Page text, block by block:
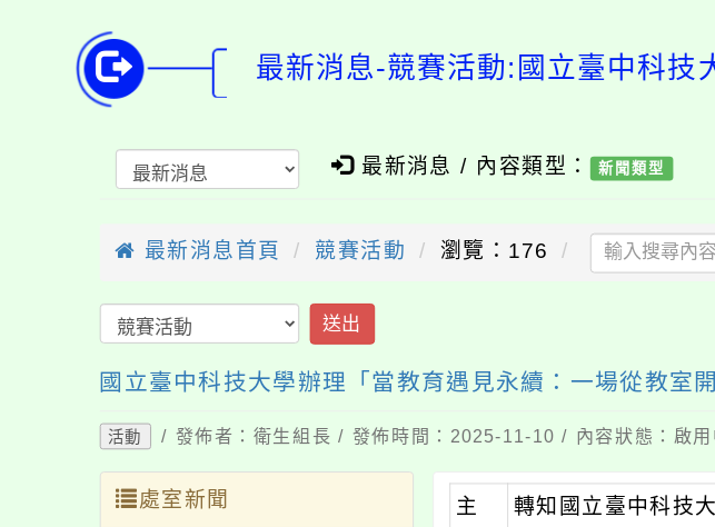
最新消息-競賽活動:國立臺中科技
最新消息 / 內容類型： 新聞類型
最新消息首頁 競賽活動 瀏覽：176
送出
國立臺中科技大學辦理「當教育遇見永續：一場從教
活動 / 發佈者：衛生組長 / 發佈時間：2025-11-10 / 內容狀態：啟用
處室新聞 主 轉知國立臺中科技